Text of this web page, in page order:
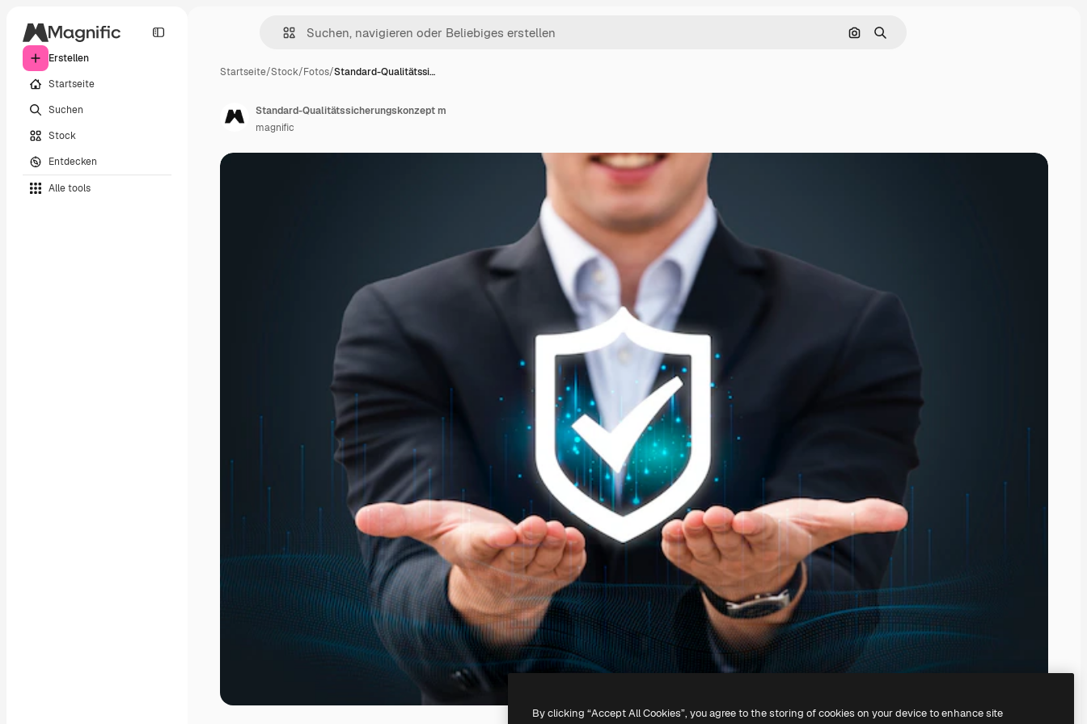
Erstellen
Startseite
Suchen
Stock
Entdecken
Alle tools
Nach Bild suchen
Suchen
Startseite/Stock/Fotos/Standard-Qualitätssi…
Standard-Qualitätssicherungskonzept m
magnific
By clicking “Accept All Cookies”, you agree to the storing of cookies on your device to enhance site